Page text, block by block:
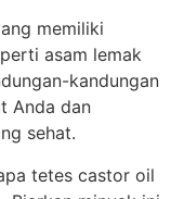
memiliki
asam lemak
kandungan
Anda dan
sehat.
tetes castor oil